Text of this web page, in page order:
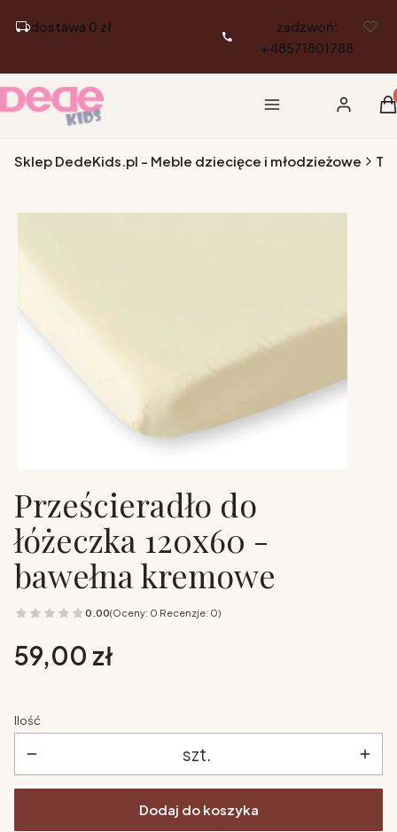
dostawa 0 zł
zadzwoń:
+48571801788
Menu Zaloguj się
Sklep DedeKids.pl - Meble dziecięce i młodzieżowe
Prześcieradło do
łóżeczka 120x60 -
bawełna kremowe
0.00(Oceny: 0 Recenzje: 0)
Cena
59,00 zł
Ilość
szt.
Dodaj do koszyka